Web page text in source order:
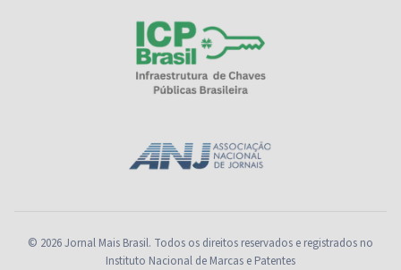
© 2026 Jornal Mais Brasil. Todos os direitos reservados e registrados no
Instituto Nacional de Marcas e Patentes